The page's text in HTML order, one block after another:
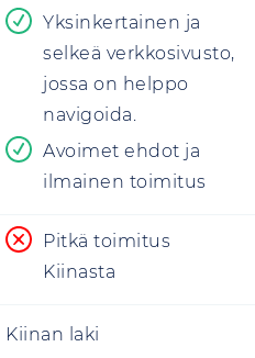
Yksinkertainen ja
selkeä verkkosivusto,
jossa on helppo
navigoida.
Avoimet ehdot ja
ilmainen toimitus
Pitkä toimitus
Kiinasta
Kiinan laki